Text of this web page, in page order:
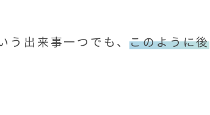
う出来事一つでも、このように後